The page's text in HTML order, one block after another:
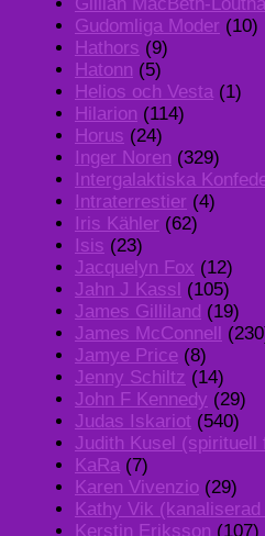
Gillian MacBeth-
Gudomliga Moder (10)
Hathors (9)
Hatonn (5)
Helios och Vesta (1)
Hilarion (114)
Horus (24)
Inger Noren (329)
Intergalaktiska
Intraterrestier (4)
Iris Kähler (62)
Isis (23)
Jacquelyn Fox (12)
Jahn J Kassl (105)
James Gilliland (19)
James McConnell
Jamye Price (8)
Jenny Schiltz (14)
John F Kennedy (29)
Judas Iskariot (540)
Judith Kusel (spirituell
KaRa (7)
Karen Vivenzio (29)
Kathy Vik
Kerstin Eriksson (107)